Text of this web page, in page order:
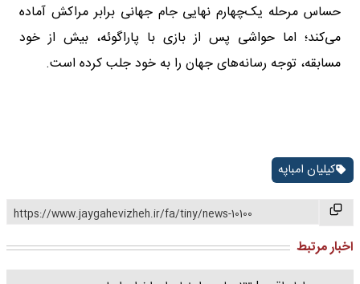
حساس مرحله یک‌چهارم نهایی جام جهانی برابر مراکش آماده
می‌کند؛ اما حواشی پس از بازی با پاراگوئه، بیش از خود
مسابقه، توجه رسانه‌های جهان را به خود جلب کرده است.
کیلیان امباپه
https://www.jaygahevizheh.ir/fa/tiny/news-10100
اخبار مرتبط